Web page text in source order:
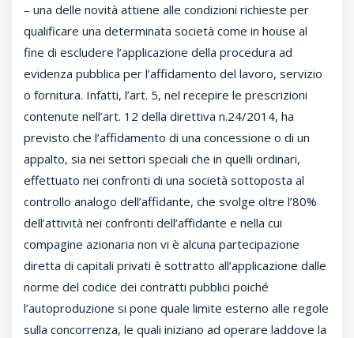
– una delle novità attiene alle condizioni richieste per
qualificare una determinata società come in house al
fine di escludere l’applicazione della procedura ad
evidenza pubblica per l’affidamento del lavoro, servizio
o fornitura. Infatti, l’art. 5, nel recepire le prescrizioni
contenute nell’art. 12 della direttiva n.24/2014, ha
previsto che l’affidamento di una concessione o di un
appalto, sia nei settori speciali che in quelli ordinari,
effettuato nei confronti di una società sottoposta al
controllo analogo dell’affidante, che svolge oltre l’80%
dell’attività nei confronti dell’affidante e nella cui
compagine azionaria non vi è alcuna partecipazione
diretta di capitali privati è sottratto all’applicazione dalle
norme del codice dei contratti pubblici poiché
l’autoproduzione si pone quale limite esterno alle regole
sulla concorrenza, le quali iniziano ad operare laddove la